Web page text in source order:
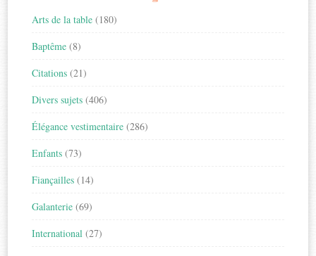
Arts de la table (180)
Baptême (8)
Citations (21)
Divers sujets (406)
Élégance vestimentaire (286)
Enfants (73)
Fiançailles (14)
Galanterie (69)
International (27)